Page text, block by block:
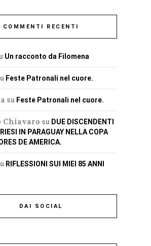
COMMENTI RECENTI
Un racconto da Filomena
Feste Patronali nel cuore.
su Feste Patronali nel cuore.
Chiavaro su DUE DISCENDENTI
IN PARAGUAY NELLA COPA
DE AMERICA.
RIFLESSIONI SUI MIEI 85 ANNI
DAI SOCIAL